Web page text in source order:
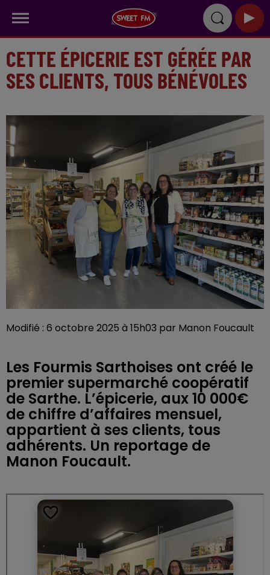
CETTE ÉPICERIE EST GÉRÉE PAR
SES CLIENTS, TOUS BÉNÉVOLES
Modifié : 6 octobre 2025 à 15h03 par Manon Foucault
Les Fourmis Sarthoises ont créé le
premier supermarché coopératif
de Sarthe. L’épicerie, aux 10 000€
de chiffre d’affaires mensuel,
appartient à ses clients, tous
adhérents. Un reportage de
Manon Foucault.